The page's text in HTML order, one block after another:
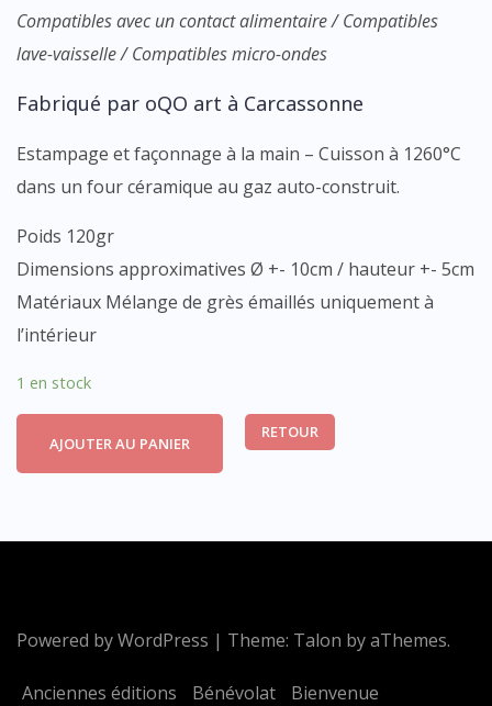
Compatibles avec un contact alimentaire / Compatibles
lave-vaisselle / Compatibles micro-ondes
Fabriqué par oQO art à Carcassonne
Estampage et façonnage à la main – Cuisson à 1260°C
dans un four céramique au gaz auto-construit.
Poids 120gr
Dimensions approximatives Ø +- 10cm / hauteur +- 5cm
Matériaux Mélange de grès émaillés uniquement à
l’intérieur
1 en stock
AJOUTER AU PANIER
RETOUR
Powered by WordPress | Theme: Talon by aThemes.
Anciennes éditions Bénévolat Bienvenue